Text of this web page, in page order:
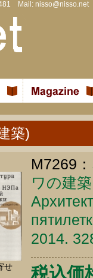
Mail: nisso@nisso.net
築)
せ
M7269：
ワの建
2014.
税込価